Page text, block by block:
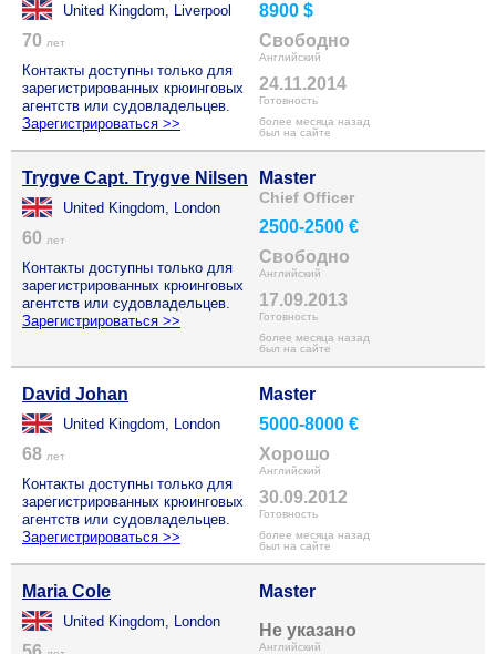
United Kingdom, Liverpool
70 лет
Контакты доступны только для
зарегистрированных крюинговых
агентств или судовладельцев.
Зарегистрироваться >>
8900 $
Свободно
Английский
24.11.2014
Готовность
более месяца назад
был на сайте
Trygve Capt. Trygve Nilsen
United Kingdom, London
60 лет
Контакты доступны только для
зарегистрированных крюинговых
агентств или судовладельцев.
Зарегистрироваться >>
Master
Chief Officer
2500-2500 €
Свободно
Английский
17.09.2013
Готовность
более месяца назад
был на сайте
David Johan
United Kingdom, London
68 лет
Контакты доступны только для
зарегистрированных крюинговых
агентств или судовладельцев.
Зарегистрироваться >>
Master
5000-8000 €
Хорошо
Английский
30.09.2012
Готовность
более месяца назад
был на сайте
Maria Cole
United Kingdom, London
Master
Не указано
Английский